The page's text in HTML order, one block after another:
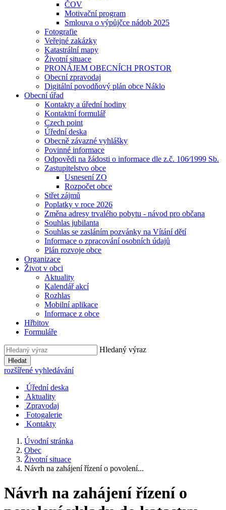
ČOV
Motivační program
Smlouva o výpůjčce nádob 2025
Fotografie
Veřejné zakázky
Katastrální mapy
Životní situace
PRONÁJEM OBECNÍCH PROSTOR
Obecní zpravodaj
Digitální povodňový plán obce Náklo
Obecní úřad
Kontakty a úřední hodiny
Kontaktní formulář
Czech point
Úřední deska
Obecně závazné vyhlášky
Povinné informace
Odpovědi na žádosti o informace dle z.č. 106⁄1999 Sb.
Zastupitelstvo obce
Usnesení ZO
Rozpočet obce
Střet zájmů
Poplatky v roce 2026
Změna adresy trvalého pobytu - návod pro občana
Souhlas jubilanta
Souhlas se zasláním pozvánky na Vítání dětí
Informace o zpracování osobních údajů
Plán rozvoje obce
Organizace
Život v obci
Aktuality
Kalendář akcí
Rozhlas
Mobilní aplikace
Informace z obce
Hřbitov
Formuláře
Hledaný výraz
Hledat
rozšířené vyhledávání
Úřední deska
Aktuality
Zpravodaj
Fotogalerie
Kontakty
Úvodní stránka
Obec
Životní situace
Návrh na zahájení řízení o povolení...
Návrh na zahájení řízení o